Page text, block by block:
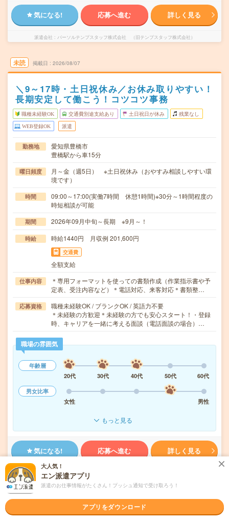
気になる! 応募へ進む 詳しく見る
派遣会社 パーソルテンプスタッフ株式会社 （旧テンプスタッフ株式会社）
未読 掲載日 2026/08/07
＼9～17時・土日祝休み／お休み取りやすい！
長期安定して働こう！コツコツ事務
職種未経験OK 交通費別途支給あり 土日祝日が休み 残業なし
WEB登録OK 派遣
勤務地
愛知県豊橋市
豊橋駅から車15分
曜日頻度
月～金（週5日） ※土日祝休み（おやすみ相談しやすい環
境です）
時間
09:00～17:00(実働7時間 休憩1時間)※30分～1時間程度の
時短相談が可能
期間 2026年09月中旬～長期 ※9月～！
時給 時給1440円 月収例 201,600円
交通費
全額支給
仕事内容
＊専用フォーマットを使っての書類作成（作業指示書や予
定表、受注内容など）＊電話対応、来客対応＊書類整…
応募資格
職種未経験OK / ブランクOK / 英語力不要
＊未経験の方歓迎＊未経験の方でも安心スタート！・登録
時、キャリアを一緒に考える面談（電話面談の場合）…
職場の雰囲気
年齢層
20代
30代 40代 50代
60代
男女比率
女性
男性
もっと見る
気になる! 応募へ進む 詳しく見る
派遣会社 パーソルテンプスタッフ株式会社 （旧テンプスタッフ株式会社）
未読 掲載日 2026/08/07
大人気！
エン派遣アプリ
派遣のお仕事情報がたくさん！プッシュ通知で受け取ろう！
アプリをダウンロード